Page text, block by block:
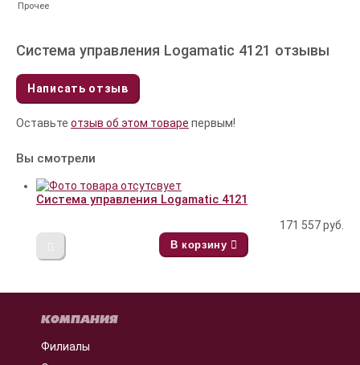
Прочее
Система управления Logamatic 4121 отзывы
Написать отзыв
Оставьте отзыв об этом товаре первым!
Вы смотрели
Система управления Logamatic 4121
171 557руб.
В корзину
КОМПАНИЯ
Филиалы